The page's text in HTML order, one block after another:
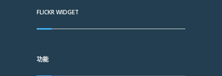
FLICKR WIDGET
功能